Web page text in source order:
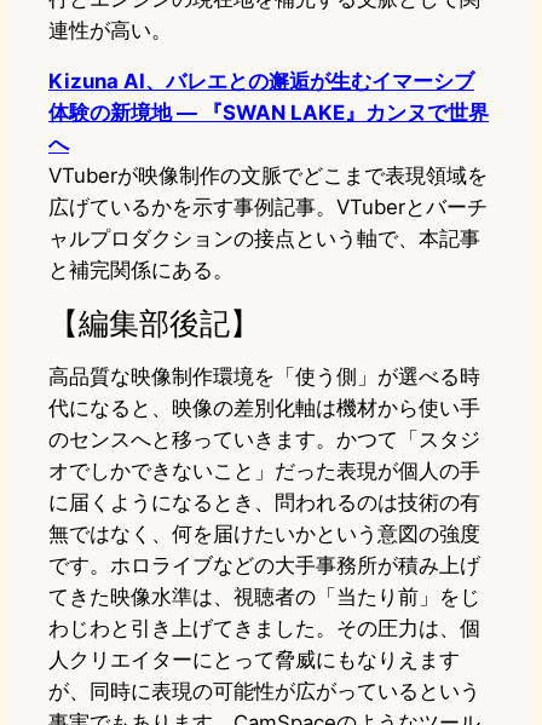
連性が高い。
Kizuna AI、バレエとの邂逅が生むイマーシブ
体験の新境地 ― 『SWAN LAKE』カンヌで世界
へ
VTuberが映像制作の文脈でどこまで表現領域を
広げているかを示す事例記事。VTuberとバーチ
ャルプロダクションの接点という軸で、本記事
と補完関係にある。
【編集部後記】
高品質な映像制作環境を「使う側」が選べる時
代になると、映像の差別化軸は機材から使い手
のセンスへと移っていきます。かつて「スタジ
オでしかできないこと」だった表現が個人の手
に届くようになるとき、問われるのは技術の有
無ではなく、何を届けたいかという意図の強度
です。ホロライブなどの大手事務所が積み上げ
てきた映像水準は、視聴者の「当たり前」をじ
わじわと引き上げてきました。その圧力は、個
人クリエイターにとって脅威にもなりえます
が、同時に表現の可能性が広がっているという